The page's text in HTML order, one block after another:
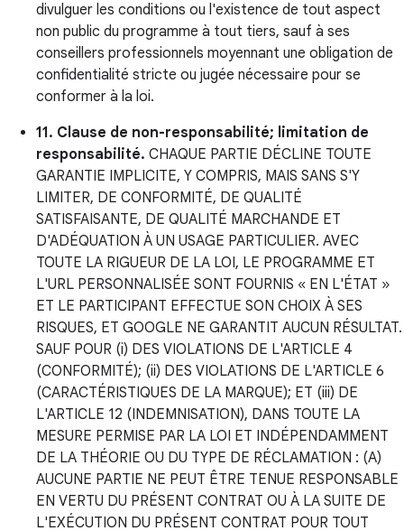
divulguer les conditions ou l'existence de tout aspect
non public du programme à tout tiers, sauf à ses
conseillers professionnels moyennant une obligation de
confidentialité stricte ou jugée nécessaire pour se
conformer à la loi.
11. Clause de non-responsabilité; limitation de
responsabilité. CHAQUE PARTIE DÉCLINE TOUTE
GARANTIE IMPLICITE, Y COMPRIS, MAIS SANS S'Y
LIMITER, DE CONFORMITÉ, DE QUALITÉ
SATISFAISANTE, DE QUALITÉ MARCHANDE ET
D'ADÉQUATION À UN USAGE PARTICULIER. AVEC
TOUTE LA RIGUEUR DE LA LOI, LE PROGRAMME ET
L'URL PERSONNALISÉE SONT FOURNIS « EN L'ÉTAT »
ET LE PARTICIPANT EFFECTUE SON CHOIX À SES
RISQUES, ET GOOGLE NE GARANTIT AUCUN RÉSULTAT.
SAUF POUR (i) DES VIOLATIONS DE L'ARTICLE 4
(CONFORMITÉ); (ii) DES VIOLATIONS DE L'ARTICLE 6
(CARACTÉRISTIQUES DE LA MARQUE); ET (iii) DE
L'ARTICLE 12 (INDEMNISATION), DANS TOUTE LA
MESURE PERMISE PAR LA LOI ET INDÉPENDAMMENT
DE LA THÉORIE OU DU TYPE DE RÉCLAMATION : (A)
AUCUNE PARTIE NE PEUT ÊTRE TENUE RESPONSABLE
EN VERTU DU PRÉSENT CONTRAT OU À LA SUITE DE
L'EXÉCUTION DU PRÉSENT CONTRAT POUR TOUT